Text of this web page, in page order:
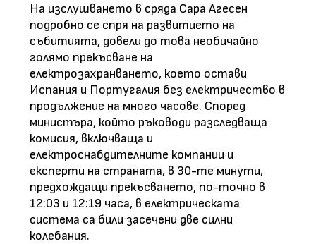
На изслушването в сряда Сара Агесен
подробно се спря на развитието на
събитията, довели до това необичайно
голямо прекъсване на
електрозахранването, което остави
Испания и Португалия без електричество в
продължение на много часове. Според
министъра, който ръководи разследваща
комисия, включваща и
електроснабдителните компании и
експерти на страната, в 30-те минути,
предхождащи прекъсването, по-точно в
12:03 и 12:19 часа, в електрическата
система са били засечени две силни
колебания.